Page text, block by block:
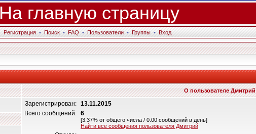
На главную страницу
Регистрация • Поиск • FAQ • Пользователи • Группы • Вход
О пользователе Дмитрий
Зарегистрирован: 13.11.2015
Всего сообщений: 6
[3.37% от общего числа / 0.00 сообщений в день]
Найти все сообщения пользователя Дмитрий